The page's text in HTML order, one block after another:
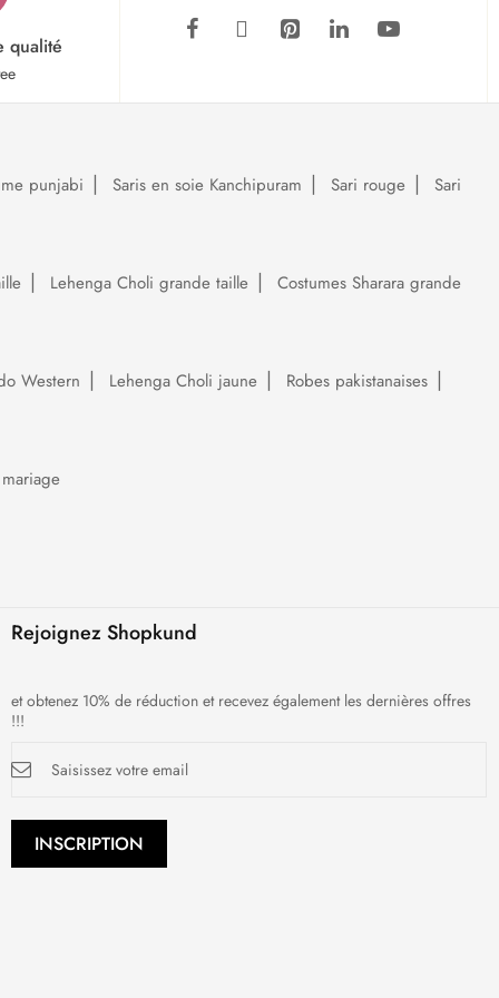
qualité
punjabi Saris en soie Kanchipuram Sari rouge
Sari
Lehenga Choli grande taille
Costumes Sharara grande
Western Lehenga Choli jaune
Robes pakistanaises
Rejoignez Shopkund
et obtenez 10% de réduction et recevez également les dernières offres
!!!
à
:
INSCRIPTION